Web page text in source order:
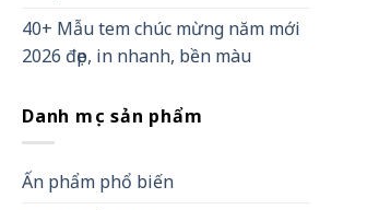
40+ Mẫu tem chúc mừng năm mới
2026 đẹp, in nhanh, bền màu
Danh mục sản phẩm
Ấn phẩm phổ biến